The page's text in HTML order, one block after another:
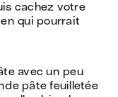
cachez votre
qui pourrait
avec un peu
pâte feuilletée